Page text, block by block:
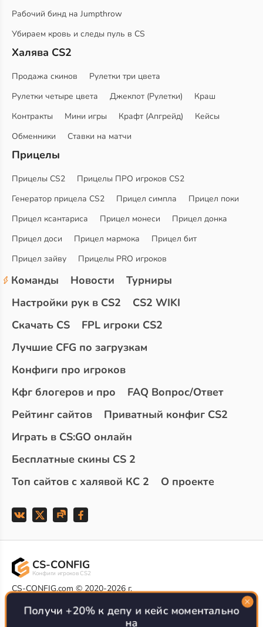
Рабочий бинд на Jumpthrow
Убираем кровь и следы пуль в CS
Халява CS2
Продажа скинов
Рулетки три цвета
Рулетки четыре цвета
Джекпот (Рулетки)
Краш
Контракты
Мини игры Крафт (Апгрейд)
Кейсы
Обменники
Ставки на матчи
Прицелы
Прицелы CS2
Прицелы ПРО игроков CS2
Генератор прицела CS2
Прицел симпла
Прицел поки
Прицел ксантариса
Прицел монеси
Прицел донка
Прицел доси
Прицел мармока
Прицел бит
Прицел зайву
Прицелы PRO игроков
Команды Новости
Турниры
Настройки рук в CS2
CS2 WIKI
Скачать CS
FPL игроки CS2
Лучшие CFG по загрузкам
Конфиги про игроков
Кфг блогеров и про
FAQ Вопрос/Ответ
Рейтинг сайтов
Приватный конфиг CS2
Играть в CS:GO онлайн
Бесплатные скины CS 2
Топ сайтов с халявой КС 2
О проекте
CS-CONFIG
Конфиги игроков CS2
CS-CONFIG.com © 2020-2026 г.
РЕКЛАМА НА САЙТЕ
Получи +20% к депу и кейс моментально
на